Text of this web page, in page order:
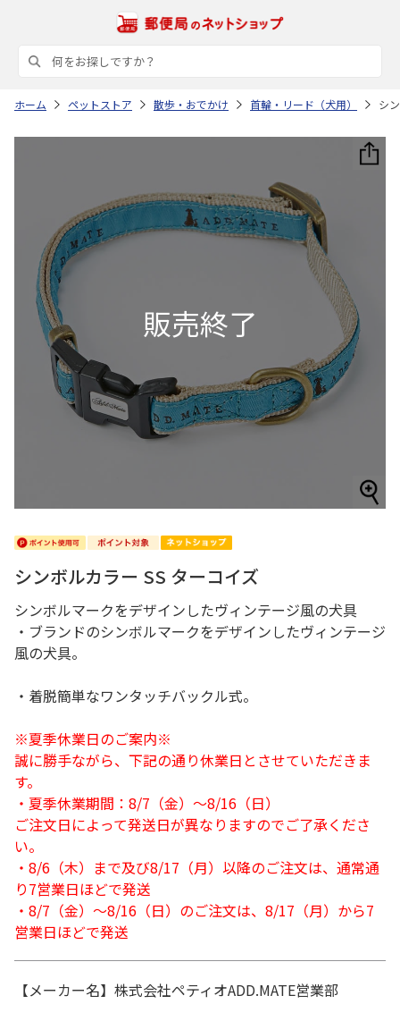
ホーム ペットストア 散歩・おでかけ 首輪・リード（犬用） シ
シンボルカラー SS ターコイズ
シンボルマークをデザインしたヴィンテージ風の犬具
・ブランドのシンボルマークをデザインしたヴィンテージ
風の犬具。
・着脱簡単なワンタッチバックル式。
※夏季休業日のご案内※
誠に勝手ながら、下記の通り休業日とさせていただきま
す。
・夏季休業期間：8/7（金）～8/16（日）
ご注文日によって発送日が異なりますのでご了承くださ
い。
・8/6（木）まで及び8/17（月）以降のご注文は、通常通
り7営業日ほどで発送
・8/7（金）～8/16（日）のご注文は、8/17（月）から7
営業日ほどで発送
【メーカー名】株式会社ペティオADD.MATE営業部